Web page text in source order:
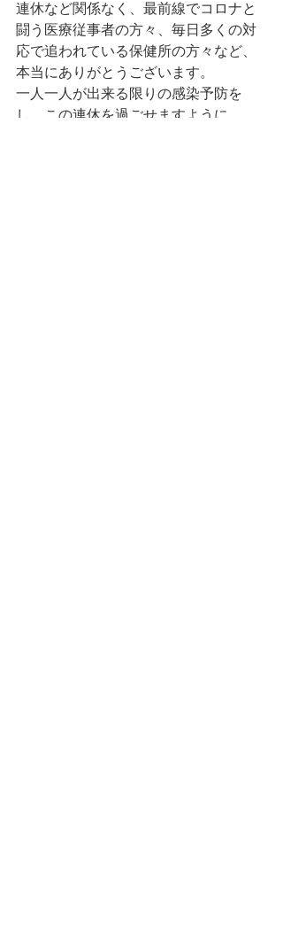
連休など関係なく、最前線でコロナと
闘う医療従事者の方々、毎日多くの対
応で追われている保健所の方々など、
本当にありがとうございます。
一人一人が出来る限りの感染予防を
し、この連休を過ごせますように。